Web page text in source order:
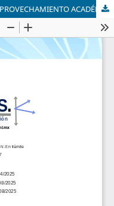
FACTORES DETERMINANTES EN EL APROVECHAMIENTO ACADÉMICO DE ESTUDIANTES EN LÍNEA DURANTE LA PANDEMIA